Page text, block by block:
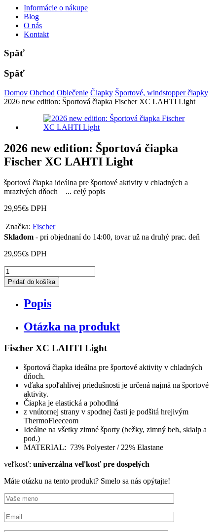
Informácie o nákupe
Blog
O nás
Kontakt
Späť
Späť
Domov Obchod Oblečenie Čiapky Športové, windstopper čiapky
2026 new edition: Športová čiapka Fischer XC LAHTI Light
2026 new edition: Športová čiapka
Fischer XC LAHTI Light
športová čiapka ideálna pre športové aktivity v chladných a
mrazivých dňoch
... celý popis
29,95€s DPH
Značka: Fischer
Skladom - pri objednaní do 14:00, tovar už na druhý prac. deň
29,95€s DPH
množstvo
2026
new
Športová
Fischer
Light
Pridať do košíka
Popis
Otázka na produkt
Fischer XC LAHTI Light
športová čiapka ideálna pre športové aktivity v chladných
dňoch.
vďaka spoľahlivej priedušnosti je určená najmä na športové
aktivity.
Čiapka je elastická a pohodlná
z vnútornej strany v spodnej časti je podšitá hrejivým
ThermoFleeceom
Ideálne na všetky zimné športy (bežky, zimný beh, skialp a
pod.)
MATERIAL: 73% Polyester / 22% Elastane
veľkosť: univerzálna veľkosť pre dospelých
Máte otázku na tento produkt? Smelo sa nás opýtajte!